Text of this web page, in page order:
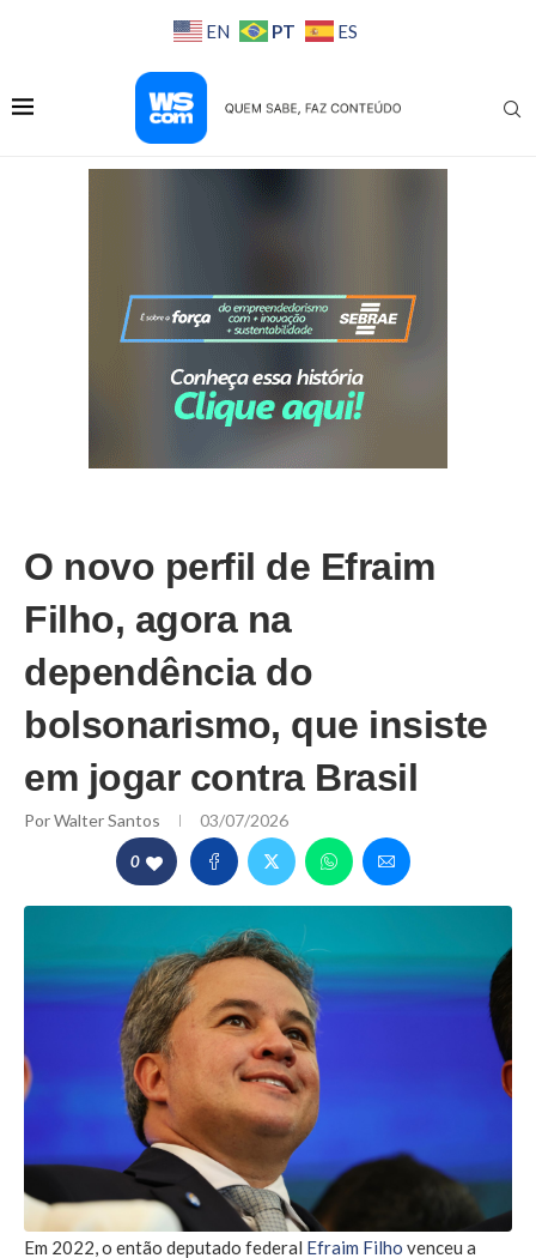
EN PT ES
O novo perfil de Efraim
Filho, agora na
dependência do
bolsonarismo, que insiste
em jogar contra Brasil
PorWalter Santos 03/07/2026
0
Em 2022, o então deputado federal Efraim Filho venceu a